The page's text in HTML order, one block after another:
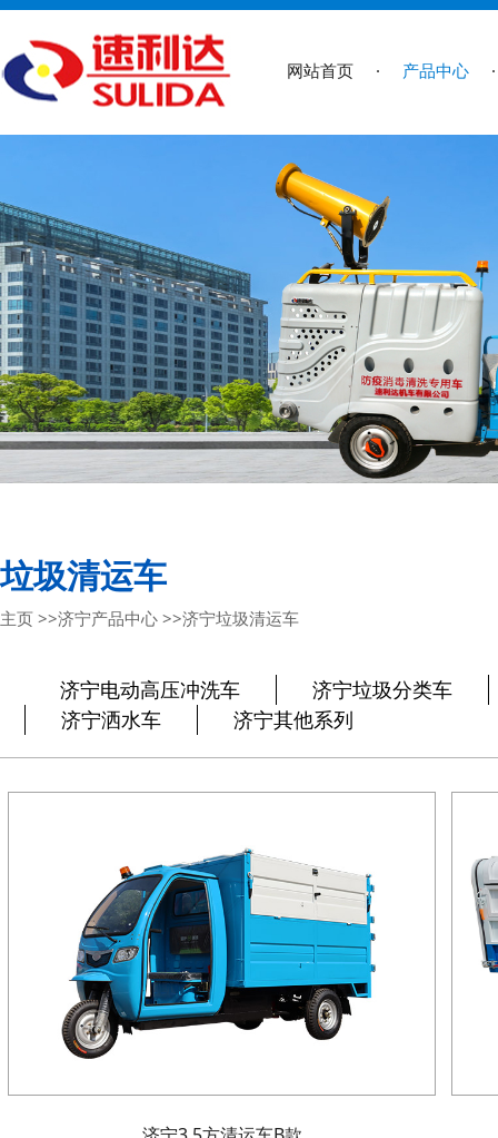
网站首页 产品中心
垃圾清运车
主页 >>济宁产品中心 >>济宁垃圾清运车
济宁电动高压冲洗车
济宁垃圾分类车
济宁洒水车
济宁其他系列